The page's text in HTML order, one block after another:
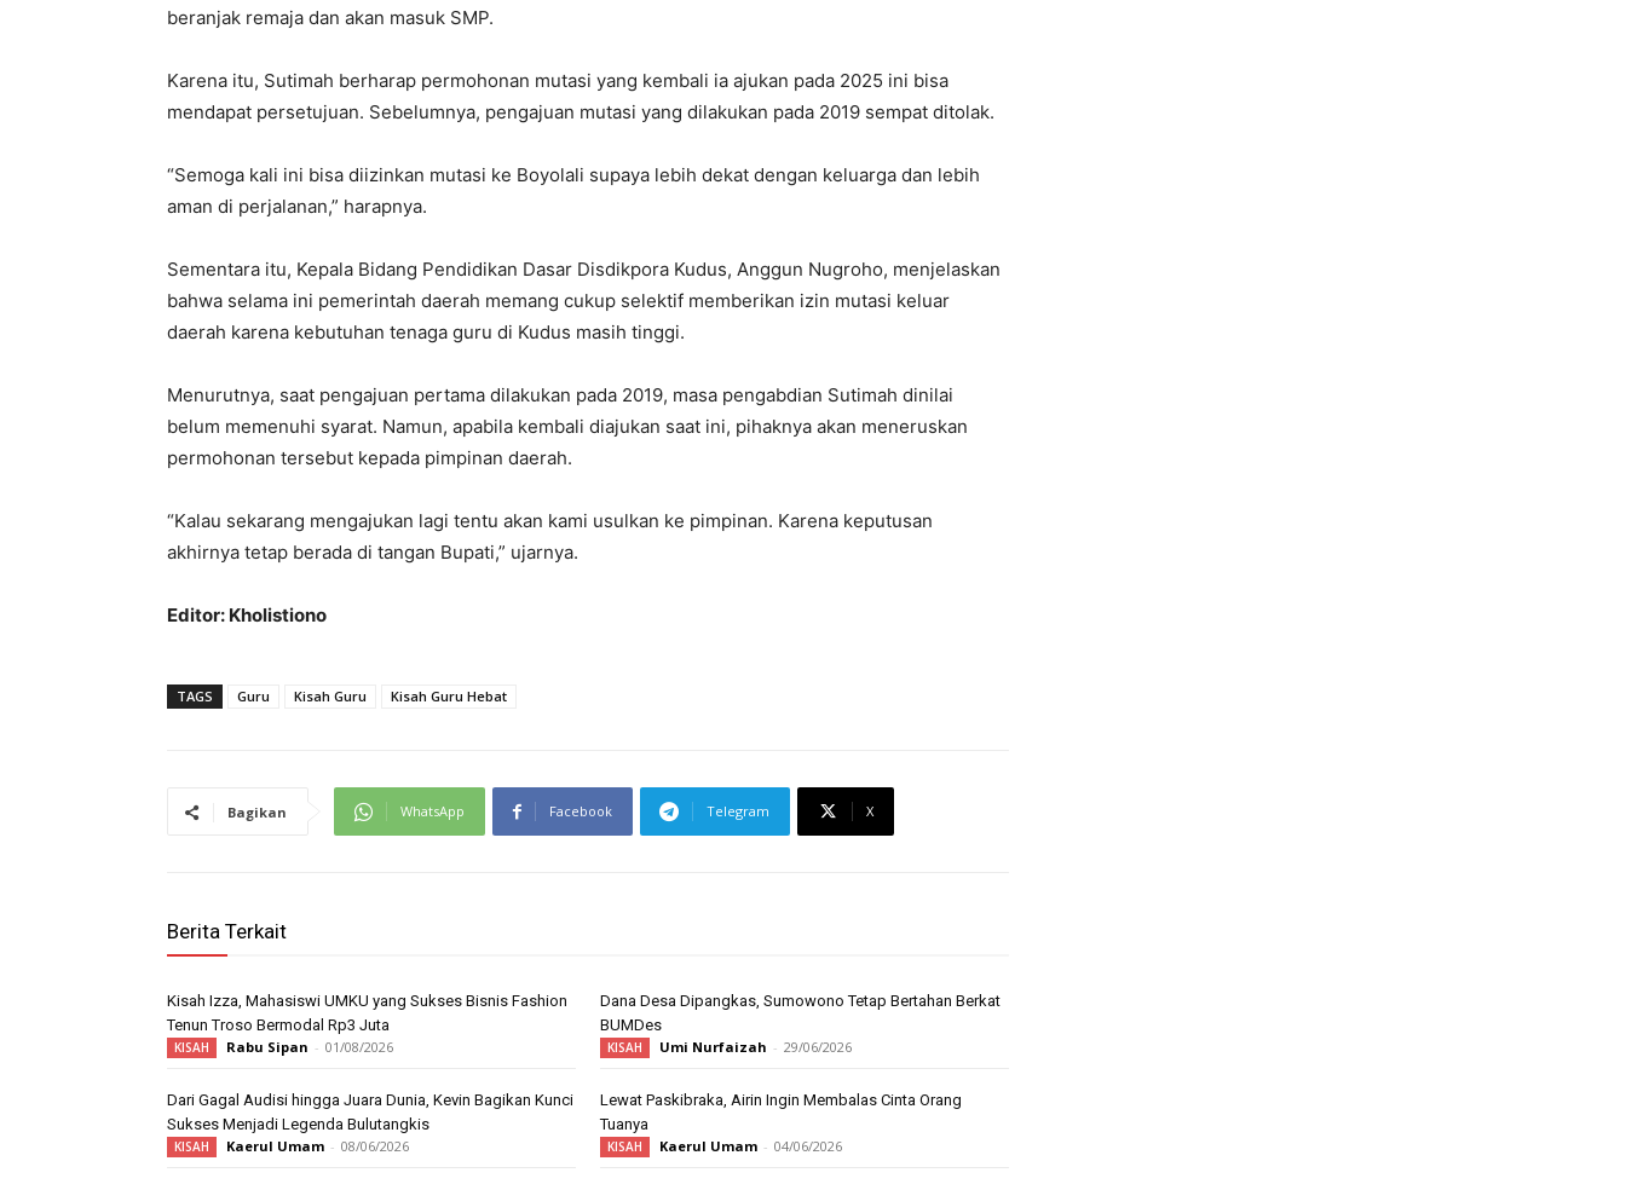
beranjak remaja dan akan masuk SMP.
Karena itu, Sutimah berharap permohonan mutasi yang kembali ia ajukan pada 2025 ini bisa
mendapat persetujuan. Sebelumnya, pengajuan mutasi yang dilakukan pada 2019 sempat ditolak.
“Semoga kali ini bisa diizinkan mutasi ke Boyolali supaya lebih dekat dengan keluarga dan lebih
aman di perjalanan,” harapnya.
Sementara itu, Kepala Bidang Pendidikan Dasar Disdikpora Kudus, Anggun Nugroho, menjelaskan
bahwa selama ini pemerintah daerah memang cukup selektif memberikan izin mutasi keluar
daerah karena kebutuhan tenaga guru di Kudus masih tinggi.
Menurutnya, saat pengajuan pertama dilakukan pada 2019, masa pengabdian Sutimah dinilai
belum memenuhi syarat. Namun, apabila kembali diajukan saat ini, pihaknya akan meneruskan
permohonan tersebut kepada pimpinan daerah.
“Kalau sekarang mengajukan lagi tentu akan kami usulkan ke pimpinan. Karena keputusan
akhirnya tetap berada di tangan Bupati,” ujarnya.
Editor: Kholistiono
TAGS Guru Kisah Guru Kisah Guru Hebat
Bagikan WhatsApp Facebook Telegram X
Berita Terkait
Kisah Izza, Mahasiswi UMKU yang Sukses Bisnis Fashion
Tenun Troso Bermodal Rp3 Juta
KISAH Rabu Sipan - 01/08/2026
Dana Desa Dipangkas, Sumowono Tetap Bertahan Berkat
BUMDes
KISAH Umi Nurfaizah - 29/06/2026
Dari Gagal Audisi hingga Juara Dunia, Kevin Bagikan Kunci
Sukses Menjadi Legenda Bulutangkis
KISAH Kaerul Umam - 08/06/2026
Lewat Paskibraka, Airin Ingin Membalas Cinta Orang
Tuanya
KISAH Kaerul Umam - 04/06/2026